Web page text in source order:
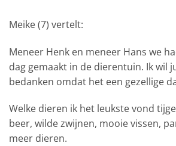
Meike (7) vertelt:
Meneer Henk en meneer Hans we
dag gemaakt in de dierentuin. Ik wil
bedanken omdat het een gezellige
Welke dieren ik het leukste vond
beer, wilde zwijnen, mooie vissen,
meer dieren.